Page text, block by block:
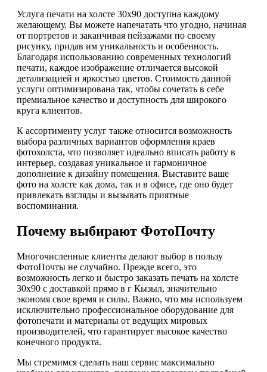
Услуга печати на холсте 30х90 доступна каждому
желающему. Вы можете напечатать что угодно, начиная
от портретов и заканчивая пейзажами по своему
рисунку, придав им уникальность и особенность.
Благодаря использованию современных технологий
печати, каждое изображение отличается высокой
детализацией и яркостью цветов. Стоимость данной
услуги оптимизирована так, чтобы сочетать в себе
премиальное качество и доступность для широкого
круга клиентов.
К ассортименту услуг также относится возможность
выбора различных вариантов оформления краев
фотохолста, что позволяет идеально вписать работу в
интерьер, создавая уникальное и гармоничное
дополнение к дизайну помещения. Выставите ваше
фото на холсте как дома, так и в офисе, где оно будет
привлекать взгляды и вызывать приятные
воспоминания.
Почему выбирают ФотоПочту
Многочисленные клиенты делают выбор в пользу
ФотоПочты не случайно. Прежде всего, это
возможность легко и быстро заказать печать на холсте
30х90 с доставкой прямо в г Кызыл, значительно
экономя свое время и силы. Важно, что мы используем
исключительно профессиональное оборудование для
фотопечати и материалы от ведущих мировых
производителей, что гарантирует высокое качество
конечного продукта.
Мы стремимся сделать наш сервис максимально